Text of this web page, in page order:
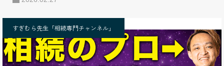
すぎむら先生「相続専門チャンネル」